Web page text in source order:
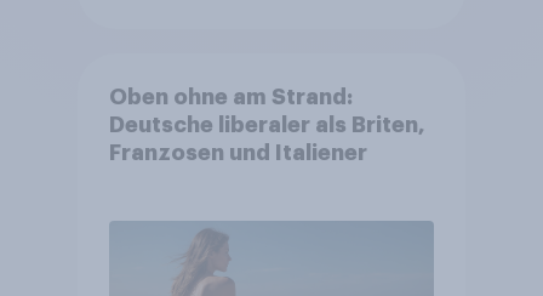
Oben ohne am Strand:
Deutsche liberaler als Briten,
Franzosen und Italiener